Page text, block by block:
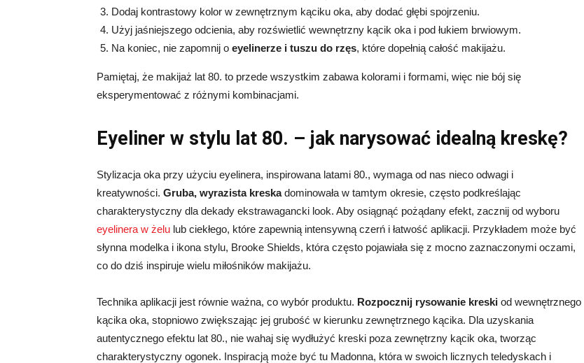
Dodaj kontrastowy kolor w zewnętrznym kąciku oka, aby dodać głębi spojrzeniu.
Użyj jaśniejszego odcienia, aby rozświetlić wewnętrzny kącik oka i pod łukiem brwiowym.
Na koniec, nie zapomnij o eyelinerze i tuszu do rzęs, które dopełnią całość makijażu.
Pamiętaj, że makijaż lat 80. to przede wszystkim zabawa kolorami i formami, więc nie bój się
eksperymentować z różnymi kombinacjami.
Eyeliner w stylu lat 80. – jak narysować idealną kreskę?
Stylizacja oka przy użyciu eyelinera, inspirowana latami 80., wymaga od nas nieco odwagi i
kreatywności. Gruba, wyrazista kreskadominowała w tamtym okresie, często podkreślając
charakterystyczny dla dekady ekstrawagancki look. Aby osiągnąć pożądany efekt, zacznij od wyboru
eyelinera w żelu lub ciekłego, które zapewnią intensywną czerń i łatwość aplikacji. Przykładem może być
słynna modelka i ikona stylu, Brooke Shields, która często pojawiała się z mocno zaznaczonymi oczami,
co do dziś inspiruje wielu miłośników makijażu.
Technika aplikacji jest równie ważna, co wybór produktu. Rozpocznij rysowanie kreski od wewnętrznego
kącika oka, stopniowo zwiększając jej grubość w kierunku zewnętrznego kącika. Dla uzyskania
autentycznego efektu lat 80., nie wahaj się wydłużyć kreski poza zewnętrzny kącik oka, tworząc
charakterystyczny ogonek. Inspiracją może być tu Madonna, która w swoich licznych teledyskach i